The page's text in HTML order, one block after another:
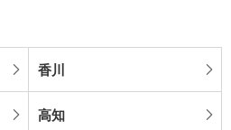
香川
高知